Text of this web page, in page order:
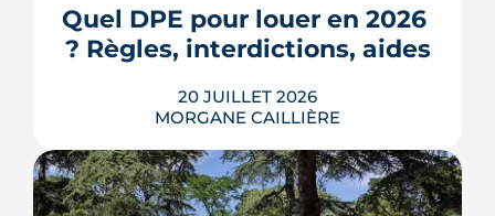
3e ville de Haute-Garonne.
LIRE L'ARTICLE
Quel DPE pour louer en 2026
? Règles, interdictions, aides
20 JUILLET 2026
MORGANE CAILLIÈRE